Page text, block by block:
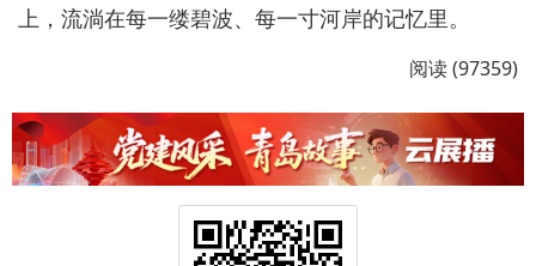
上，流淌在每一缕碧波、每一寸河岸的记忆里。
阅读 (97359)